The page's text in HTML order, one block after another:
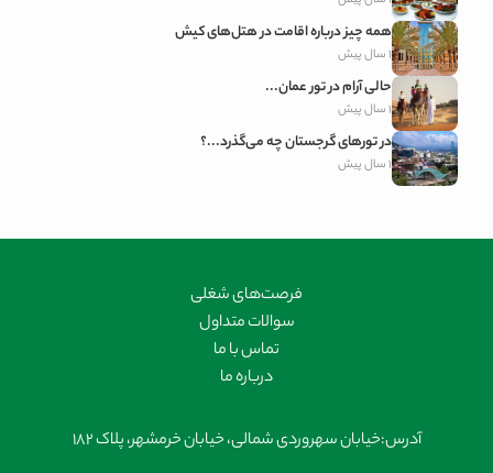
همه چیز درباره اقامت در هتل‌های کیش
1 سال پیش
حالی آرام در تور عمان...
1 سال پیش
در تورهای گرجستان چه می‌گذرد...؟
1 سال پیش
فرصت‌های شغلی
سوالات متداول
تماس با ما
درباره ما
آدرس:خیابان سهروردی شمالی، خیابان خرمشهر، پلاک 182